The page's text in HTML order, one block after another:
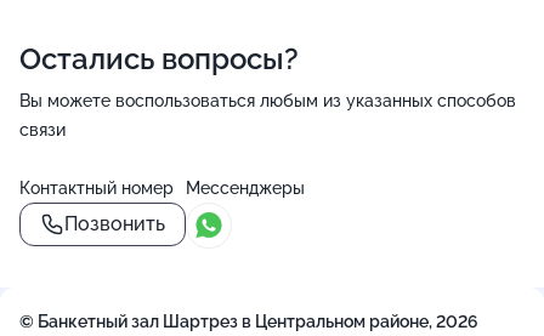
Остались вопросы?
Вы можете воспользоваться любым из указанных способов
связи
Контактный номер
Позвонить
Мессенджеры
© Банкетный зал Шартрез в Центральном районе, 2026